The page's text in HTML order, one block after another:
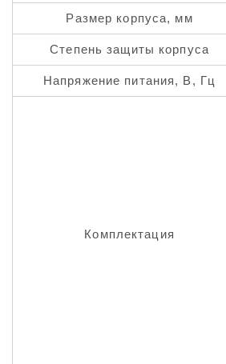
Размер корпуса, мм
Степень защиты корпуса
Напряжение питания, В, Гц
Комплектация